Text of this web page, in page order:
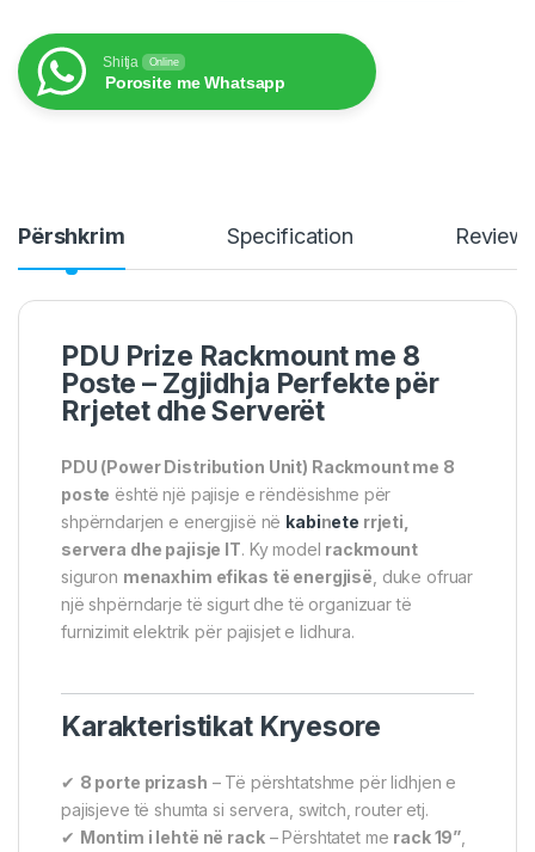
Shitja Online
Porosite me Whatsapp
Përshkrim Specification
PDU Prize Rackmount me 8
Poste – Zgjidhja Perfekte për
Rrjetet dhe Serverët
PDU (Power Distribution Unit) Rackmount me 8
poste është një pajisje e rëndësishme për
shpërndarjen e energjisë në kabinete rrjeti,
servera dhe pajisje IT. Ky model rackmount
siguron menaxhim efikas të energjisë , duke ofruar
një shpërndarje të sigurt dhe të organizuar të
furnizimit elektrik për pajisjet e lidhura.
Karakteristikat Kryesore
✔ 8 porte prizash – Të përshtatshme për lidhjen e
pajisjeve të shumta si servera, switch, router etj.
✔ Montim i lehtë në rack– Përshtatet me rack 19”